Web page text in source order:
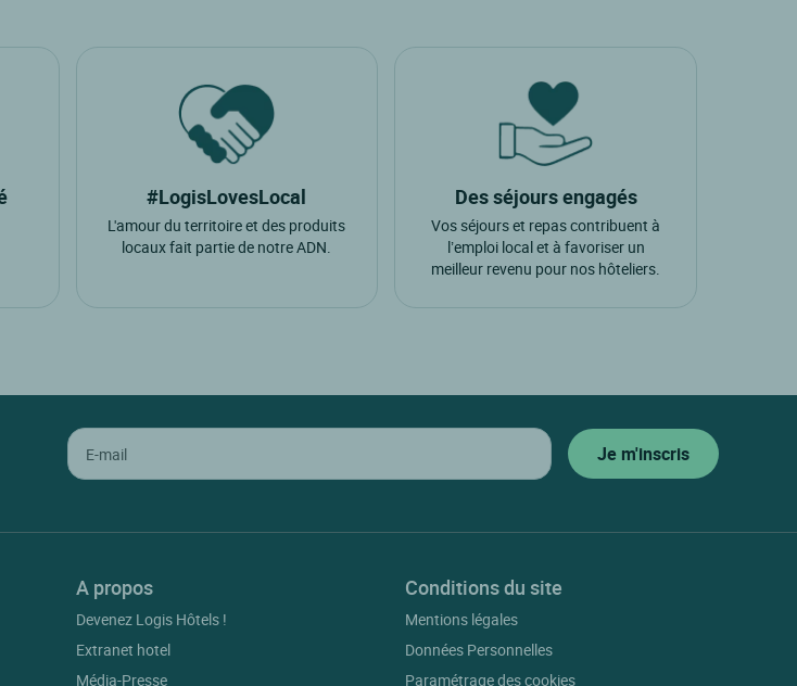
#LogisLovesLocal
L'amour du territoire et des produits
locaux fait partie de notre ADN.
Des séjours engagés
Vos séjours et repas contribuent à
l’emploi local et à favoriser un
meilleur revenu pour nos hôteliers.
A propos
Devenez Logis Hôtels !
Extranet hotel
Média-Presse
Conditions du site
Mentions légales
Données Personnelles
Paramétrage des cookies